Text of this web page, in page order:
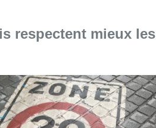
respectent mieux les